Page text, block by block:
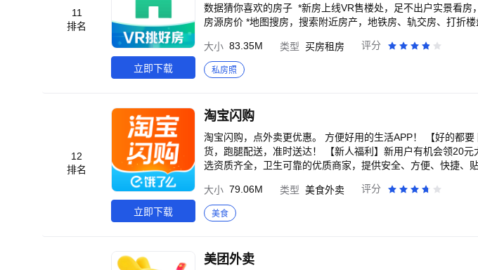
11
排名
立即下载
数据猜你喜欢的房子 *新房上线VR售楼处，足不出户实景看房，省心又安全 *业内强大的小区数
房源房价 *地图搜房，搜索附近房产，地铁房、轨交房、打折
房、附近找房、轨交淘房 *新房折扣：新房团购，免费班车，
室租赁 *房产工具：房贷计算器、房产百科、二手房新房看房
东房源管理 *装修设计：靠谱装修公司、省心套餐模式、实用设
大小 83.35M 类型 买房租房 评分
私房照
12
排名
立即下载
淘宝闪购
淘宝闪购，点外卖更优惠。 方便好用的生活APP！ 【好的都
货，跑腿配送，准时送达！ 【新人福利】新用户有机会领20
选资质齐全，卫生可靠的优质商家，提供安全、方便、快捷、贴心的高品质外卖服务
果蔬、生鲜、蛋糕、寿司、咖啡、超市购物……各类特价优惠
掌握，尽在淘宝闪购！ 【特色功能】 搜罗附近外卖美食，预约订餐； 及时通知外卖状态，准时送达； 智能筛选排序
餐厅，方便点餐； 各种满减打折活动，优惠不断； 外卖美食照片点评，吃出乐趣； 用淘
圈，推动行业数字化升级，重新定义城市生活，让生活更美好，更便利。 随着本地生活与新零售由点
流供应链能力的提升以及越来越多门店和商圈的接入，未来人
大小 79.06M 类型 美食外卖 评分
美食
美团外卖